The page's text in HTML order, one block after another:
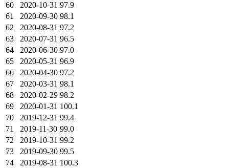
60
2020-10-31 97.9
61
2020-09-30 98.1
62
2020-08-31 97.2
63
2020-07-31 96.5
64
2020-06-30 97.0
65
2020-05-31 96.9
66
2020-04-30 97.2
67
2020-03-31 98.1
68
2020-02-29 98.2
69
2020-01-31 100.1
70
2019-12-31 99.4
71
2019-11-30 99.0
72
2019-10-31 99.2
73
2019-09-30 99.5
74
2019-08-31 100.3